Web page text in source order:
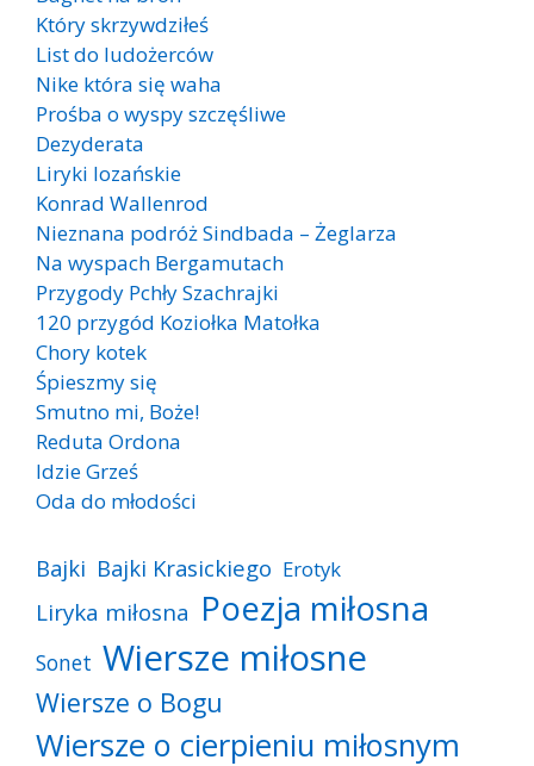
Który skrzywdziłeś
List do ludożerców
Nike która się waha
Prośba o wyspy szczęśliwe
Dezyderata
Liryki lozańskie
Konrad Wallenrod
Nieznana podróż Sindbada – Żeglarza
Na wyspach Bergamutach
Przygody Pchły Szachrajki
120 przygód Koziołka Matołka
Chory kotek
Śpieszmy się
Smutno mi, Boże!
Reduta Ordona
Idzie Grześ
Oda do młodości
Bajki Bajki Krasickiego Erotyk
Liryka miłosna Poezja miłosna
Sonet Wiersze miłosne
Wiersze o Bogu
Wiersze o cierpieniu miłosnym